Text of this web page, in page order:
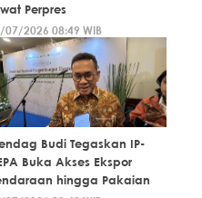
Perpres
07/2026 08:49 WIB
Budi Tegaskan IP-
Buka Akses Ekspor
hingga Pakaian